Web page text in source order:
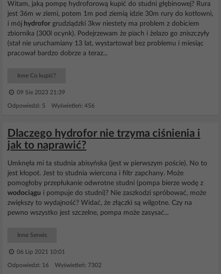
Witam, jaką pompę hydroforową kupić do studni głębinowej? Rura
jest 36m w ziemi, potem 1m pod ziemią idzie 30m rury do kotłowni,
i mój hydrofor grudziądzki 3kw niestety ma problem z dobiciem
zbiornika (300l ocynk). Podejrzewam że piach i żelazo go zniszczyły
(stał nie uruchamiany 13 lat, wystartował bez problemu i miesiąc
pracował bardzo dobrze a teraz...
Inne Co kupić?
09 Sie 2023 21:39
Odpowiedzi: 5 Wyświetleń: 456
Dlaczego hydrofor nie trzyma ciśnienia i
jak to naprawić?
Umknęła mi ta studnia abisyńska (jest w pierwszym poście). No to
jest kłopot. Jest to studnia wiercona i filtr zapchany. Może
pomogłoby przepłukanie odwrotne studni (pompa bierze wodę z
wodociągu i pompuje do studni)? Nie zaszkodzi spróbować, może
zwiększy to wydajność? Widać, że złączki są wilgotne. Czy na
pewno wszystko jest szczelne, pompa może zasysać...
Inne Serwis
06 Lip 2021 10:01
Odpowiedzi: 16 Wyświetleń: 7302